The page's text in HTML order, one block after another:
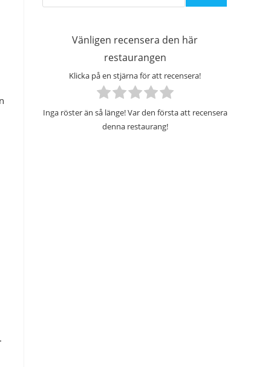
Vänligen recensera den här
restaurangen
Klicka på en stjärna för att recensera!
Inga röster än så länge! Var den första att recensera
denna restaurang!